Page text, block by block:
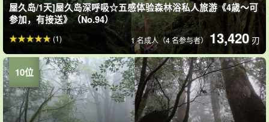
屋久岛/1天]屋久岛深呼吸☆五感体验森林浴私人旅游《4歳～可
参加，有接送》（No.94）
1 名成人（4 名参与者） 13,420 刃
(1)